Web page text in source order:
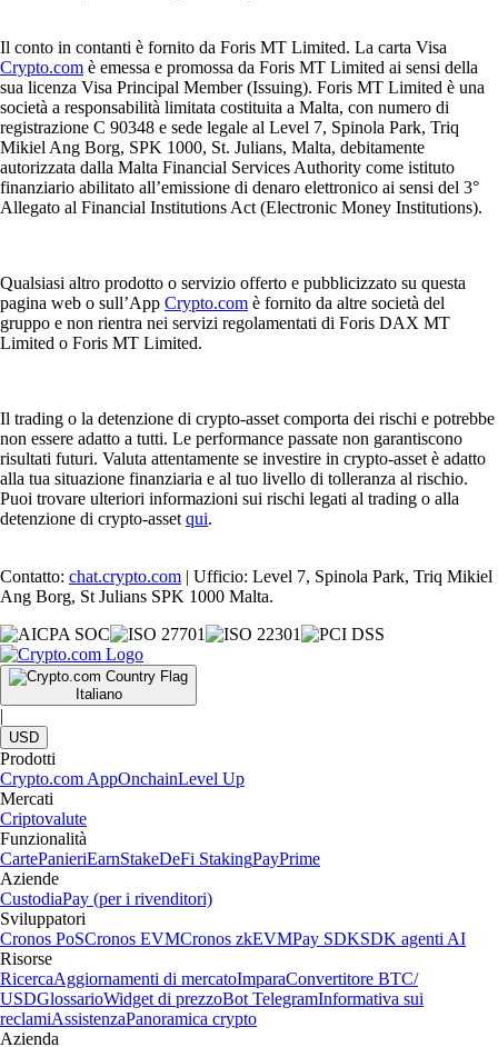
Il conto in contanti è fornito da Foris MT Limited. La carta Visa
Crypto.com è emessa e promossa da Foris MT Limited ai sensi della
sua licenza Visa Principal Member (Issuing). Foris MT Limited è una
società a responsabilità limitata costituita a Malta, con numero di
registrazione C 90348 e sede legale al Level 7, Spinola Park, Triq
Mikiel Ang Borg, SPK 1000, St. Julians, Malta, debitamente
autorizzata dalla Malta Financial Services Authority come istituto
finanziario abilitato all’emissione di denaro elettronico ai sensi del 3°
Allegato al Financial Institutions Act (Electronic Money Institutions).
Qualsiasi altro prodotto o servizio offerto e pubblicizzato su questa
pagina web o sull’App Crypto.com è fornito da altre società del
gruppo e non rientra nei servizi regolamentati di Foris DAX MT
Limited o Foris MT Limited.
Il trading o la detenzione di crypto-asset comporta dei rischi e potrebbe
non essere adatto a tutti. Le performance passate non garantiscono
risultati futuri. Valuta attentamente se investire in crypto-asset è adatto
alla tua situazione finanziaria e al tuo livello di tolleranza al rischio.
Puoi trovare ulteriori informazioni sui rischi legati al trading o alla
detenzione di crypto-asset qui.
Contatto: chat.crypto.com | Ufficio: Level 7, Spinola Park, Triq Mikiel
Ang Borg, St Julians SPK 1000 Malta.
Italiano
|
USD
Prodotti
Crypto.com AppOnchainLevel Up
Mercati
Criptovalute
Funzionalità
CartePanieriEarnStakeDeFi StakingPayPrime
Aziende
CustodiaPay (per i rivenditori)
Sviluppatori
Cronos PoSCronos EVMCronos zkEVMPay SDKSDK agenti AI
Risorse
RicercaAggiornamenti di mercatoImparaConvertitore BTC/
USDGlossarioWidget di prezzoBot TelegramInformativa sui
reclamiAssistenzaPanoramica crypto
Azienda